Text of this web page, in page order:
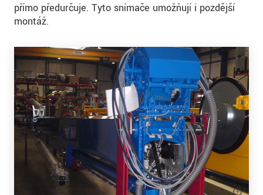
přímo předurčuje. Tyto snímače umožňují i pozdější
montáž.